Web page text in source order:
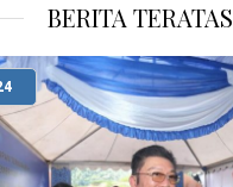
BERITA TERATAS